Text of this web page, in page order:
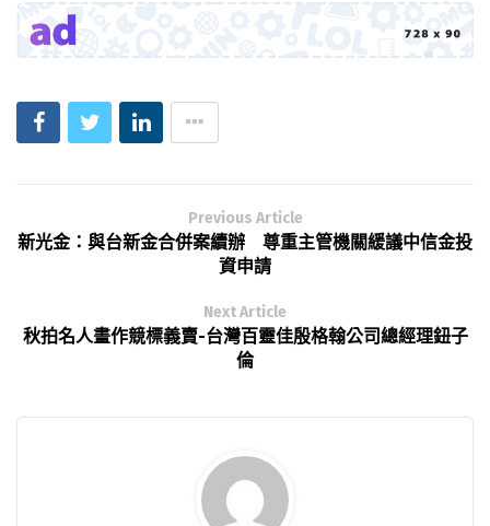
Previous Article
新光金：與台新金合併案續辦 尊重主管機關緩議中信金投
資申請
Next Article
秋拍名人畫作競標義賣-台灣百靈佳殷格翰公司總經理鈕子
倫